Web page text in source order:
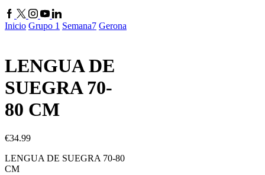
Inicio Grupo 1 Semana7 Gerona
LENGUA DE
SUEGRA 70-
80 CM
€34.99
LENGUA DE SUEGRA 70-80
CM